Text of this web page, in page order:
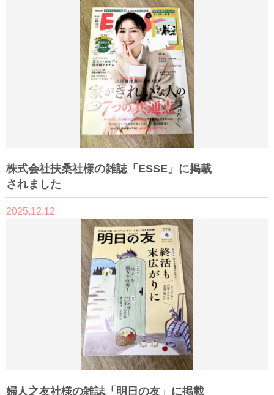
株式会社扶桑社様の雑誌「ESSE」に掲載
されました
2025.12.12
婦人之友社様の雑誌「明日の友」に掲載